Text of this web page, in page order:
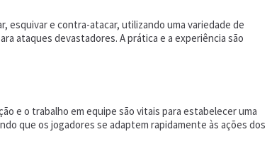
esquivar e contra-atacar, utilizando uma variedade de
ataques devastadores. A prática e a experiência são
e o trabalho em equipe são vitais para estabelecer uma
que os jogadores se adaptem rapidamente às ações dos